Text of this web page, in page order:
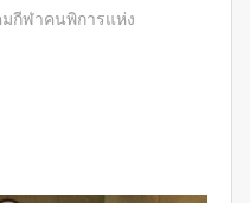
กีฬาคนพิการแห่ง